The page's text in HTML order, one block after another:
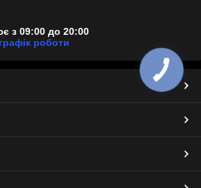
з 09:00 до 20:00
роботи